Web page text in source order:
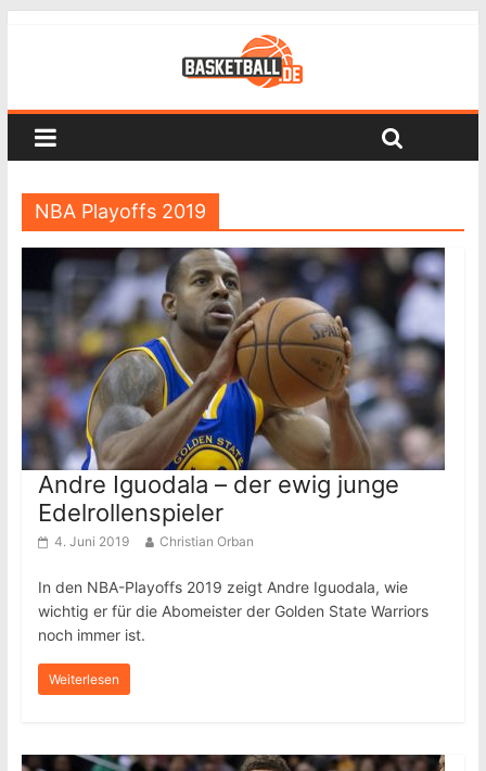
NBA Playoffs 2019
Andre Iguodala – der ewig junge
Edelrollenspieler
4. Juni 2019 Christian Orban
In den NBA-Playoffs 2019 zeigt Andre Iguodala, wie
wichtig er für die Abomeister der Golden State Warriors
noch immer ist.
Weiterlesen